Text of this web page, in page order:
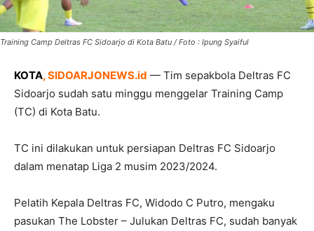
Training Camp Deltras FC Sidoarjo di Kota Batu / Foto : Ipung Syaiful
KOTA, SIDOARJONEWS.id — Tim sepakbola Deltras FC
Sidoarjo sudah satu minggu menggelar Training Camp
(TC) di Kota Batu.
TC ini dilakukan untuk persiapan Deltras FC Sidoarjo
dalam menatap Liga 2 musim 2023/2024.
Pelatih Kepala Deltras FC, Widodo C Putro, mengaku
pasukan The Lobster – Julukan Deltras FC, sudah banyak